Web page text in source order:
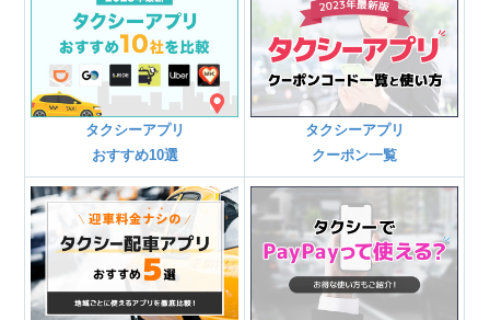
タクシーアプリ
おすすめ10選
タクシーアプリ
クーポン一覧